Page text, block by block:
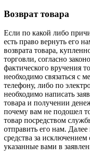
Возврат товара
Если по какой либо
есть право вернуть его
возврата товара,
торговли, согласно
фактического вручения
необходимо связаться с
телефону, либо по
необходимо написать
товара и получении
почему вам не подошел
товар посредством
отправить его нам.
средства за
указанные вами в